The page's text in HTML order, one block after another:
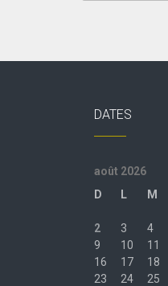
DATES
août 2026
D
L M
2
3 4
9
10 11
16
17 18
23
24 25